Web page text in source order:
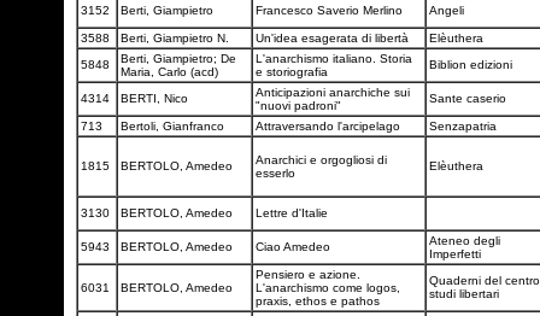
3152 Berti, Giampietro Francesco Saverio Merlino Angeli
3588 Berti, Giampietro N. Un'idea esagerata di libertà
Elèuthera
5848
Berti, Giampietro; De
Maria, Carlo (acd)
L'anarchismo italiano. Storia
e storiografia
Biblion edizioni
4314 BERTI, Nico
Anticipazioni anarchiche sui
"nuovi padroni"
Sante caserio
713 Bertoli, Gianfranco Attraversando l'arcipelago Senzapatria
1815 BERTOLO, Amedeo
Anarchici e orgogliosi di
esserlo
Elèuthera
3130 BERTOLO, Amedeo Lettre d'Italie
5943 BERTOLO, Amedeo Ciao Amedeo
Ateneo degli
Imperfetti
6031 BERTOLO, Amedeo
Pensiero e azione.
L'anarchismo come logos,
praxis, ethos e pathos
Quaderni del centro
studi libertari